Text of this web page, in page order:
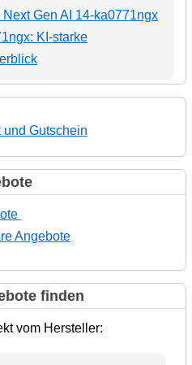
KI-starke
Angebote
finden
vom Hersteller: